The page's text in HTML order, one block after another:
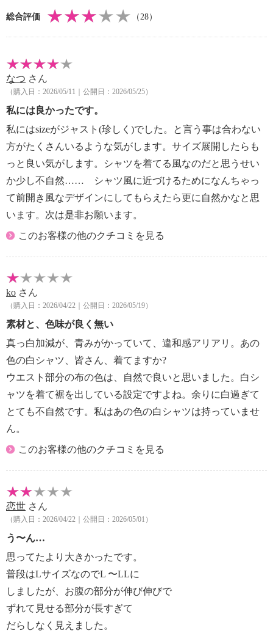
（シャツブルー）ポリエステル１００％
【メンテナンス（絵表示ラベル）】
・漂白処理：塩素系・酸素系漂白不可
・タンブル乾燥：不可
・自然乾燥：日陰の吊り干し
・アイロン仕上げ：可（中温）
・ドライクリーニング：石油系ドライクリーニング可
・ウエットクリーニング：可
【原産国（地）】
・中国製
＜レースタイプ＞
【詳細】
・スカートシルエット：セミタイト
・裏地：なし
・ポケット：なし
・ウエスト：伸縮性素材使用
・ウエスト部：ナイロン８５％、ポリウレタン１５％
・ヒップ部：（レース）ナイロン９０％、ポリウレタ
ン１０％
（布帛）ポリエステル１００％
【メンテナンス（絵表示ラベル）】
・洗濯機：可
・漂白処理：塩素系・酸素系漂白不可
・タンブル乾燥：不可
・自然乾燥：日陰の吊り干し
・ウエットクリーニング：可
【原産国（地）】
・中国製
総合評価 （28）
なつ さん
（購入日：2026/05/11｜公開日：2026/05/25）
私には良かったです。
私にはsizeがジャスト(珍しく)でした。と言う事は合わない
方がたくさんいるような気がします。サイズ展開したらも
っと良い気がします。シャツを着てる風なのだと思うせい
か少し不自然…… シャツ風に近づけるためになんちゃっ
て前開き風なデザインにしてもらえたら更に自然かなと思
います。次は是非お願います。
このお客様の他のクチコミを見る
ko さん
（購入日：2026/04/22｜公開日：2026/05/19）
素材と、色味が良く無い
真っ白加減が、青みがかっていて、違和感アリアリ。あの
色の白シャツ、皆さん、着てますか?
ウエスト部分の布の色は、自然で良いと思いました。白シ
ャツを着て裾を出している設定ですよね。余りに白過ぎて
とても不自然です。私はあの色の白シャツは持っていませ
ん。
このお客様の他のクチコミを見る
恋世 さん
（購入日：2026/04/22｜公開日：2026/05/01）
う〜ん…
思ってたより大きかったです。
普段はLサイズなのでL 〜LLに
しましたが、お腹の部分が伸び伸びで
ずれて見せる部分が長すぎて
だらしなく見えました。